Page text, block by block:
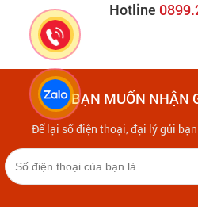
Hotline
BẠN MUỐN NHẬN
Để lại số điện thoại, đại lý gửi